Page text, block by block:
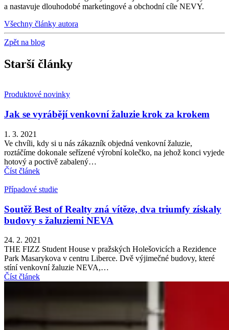
a nastavuje dlouhodobé marketingové a obchodní cíle NEVY.
Všechny články autora
Zpět na blog
Starší články
Produktové novinky
Jak se vyrábějí venkovní žaluzie krok za krokem
1. 3. 2021
Ve chvíli, kdy si u nás zákazník objedná venkovní žaluzie,
roztáčíme dokonale seřízené výrobní kolečko, na jehož konci vyjede
hotový a poctivě zabalený…
Číst článek
Případové studie
Soutěž Best of Realty zná vítěze, dva triumfy získaly
budovy s žaluziemi NEVA
24. 2. 2021
THE FIZZ Student House v pražských Holešovicích a Rezidence
Park Masarykova v centru Liberce. Dvě výjimečné budovy, které
stíní venkovní žaluzie NEVA,…
Číst článek